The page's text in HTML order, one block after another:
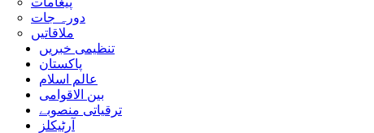
دورہ جات
ملاقاتیں
تنظیمی خبریں
پاکستان
عالم اسلام
بین الاقوامی
ترقیاتی منصوبے
آرٹیکلز